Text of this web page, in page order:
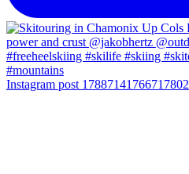
Instagram post 17887141766717802